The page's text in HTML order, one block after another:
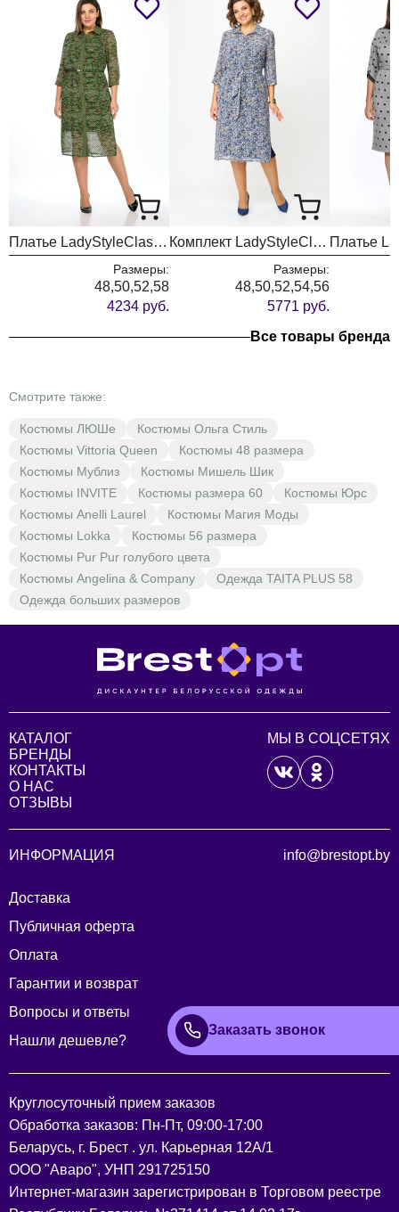
Платье LadyStyleClassic 1922/2 зеленый с малиновым
Размеры:
48,50,52,58
4234 руб.
Комплект LadyStyleClassic 1861-6
Размеры:
48,50,52,54,56
5771 руб.
Все товары бренда
Смотрите также:
Костюмы ЛЮШе
Костюмы Ольга Стиль
Костюмы Vittoria Queen
Костюмы 48 размера
Костюмы Мублиз
Костюмы Мишель Шик
Костюмы INVITE
Костюмы размера 60
Костюмы Юрс
Костюмы Anelli Laurel
Костюмы Магия Моды
Костюмы Lokka
Костюмы 56 размера
Костюмы Pur Pur голубого цвета
Костюмы Angelina & Company
Одежда TAITA PLUS 58
Одежда больших размеров
КАТАЛОГ
БРЕНДЫ
КОНТАКТЫ
О НАС
ОТЗЫВЫ
МЫ В СОЦСЕТЯХ
ИНФОРМАЦИЯ
Доставка
Публичная оферта
Оплата
Гарантии и возврат
Вопросы и ответы
Нашли дешевле?
info@brestopt.by
Заказать звонок
Круглосуточный прием заказов
Обработка заказов: Пн-Пт, 09:00-17:00
Беларусь, г. Брест . ул. Карьерная 12А/1
ООО "Аваро", УНП 291725150
Интернет-магазин зарегистрирован в Торговом реестре